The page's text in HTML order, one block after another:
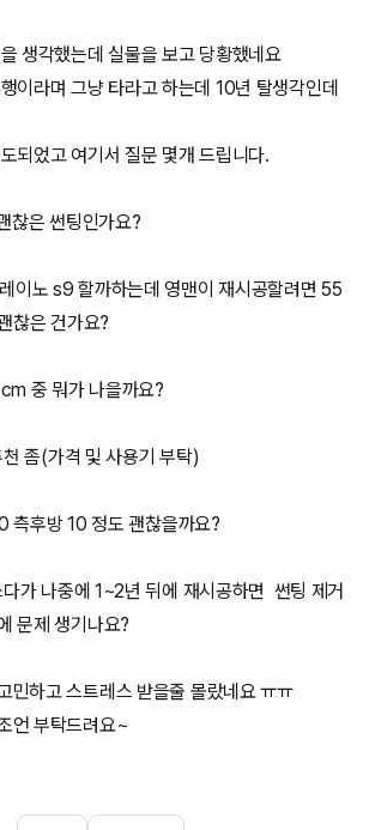
생각했는데 실물을 보고 당황했네요
이라며 그냥 타라고 하는데 10년 탈생각인데
되었고 여기서 질문 몇개 드립니다.
찮은 썬팅인가요?
이노 s9 할까하는데 영맨이 재시공할려면 55
찮은 건가요?
중 뭐가 나을까요?
좀(가격 및 사용기 부탁)
측후방 10 정도 괜찮을까요?
가 나중에 1~2년 뒤에 재시공하면 썬팅 제거
문제 생기나요?
민하고 스트레스 받을줄 몰랐네요 ㅠㅠ
언 부탁드려요~